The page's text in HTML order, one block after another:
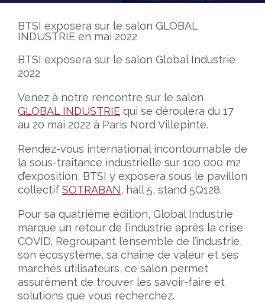
BTSI exposera sur le salon GLOBAL
INDUSTRIE en mai 2022
BTSI exposera sur le salon Global Industrie
2022
Venez à notre rencontre sur le salon
GLOBAL INDUSTRIE qui se déroulera du 17
au 20 mai 2022 à Paris Nord Villepinte.
Rendez-vous international incontournable de
la sous-traitance industrielle sur 100 000 m2
d’exposition, BTSI y exposera sous le pavillon
collectif SOTRABAN, hall 5, stand 5Q128.
Pour sa quatrième édition, Global Industrie
marque un retour de l’industrie après la crise
COVID. Regroupant l’ensemble de l’industrie,
son écosystème, sa chaîne de valeur et ses
marchés utilisateurs, ce salon permet
assurément de trouver les savoir-faire et
solutions que vous recherchez.